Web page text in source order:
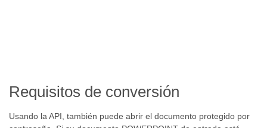
Requisitos de conversión
Usando la API, también puede abrir el documento protegido por